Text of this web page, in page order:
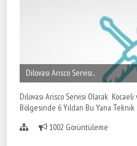
Dilovası Arisco Servisi..
Dilovası Arisco Servisi Olarak
Bölgesinde 6 Yıldan Bu Yana
1002 Görüntüleme